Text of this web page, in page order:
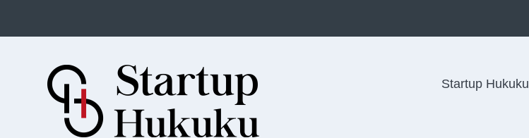
Startup Hukuku